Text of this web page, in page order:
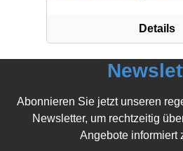
Details
Abonnieren Sie jetzt unseren
Newsletter, um rechtzeitig
Angebote informiert